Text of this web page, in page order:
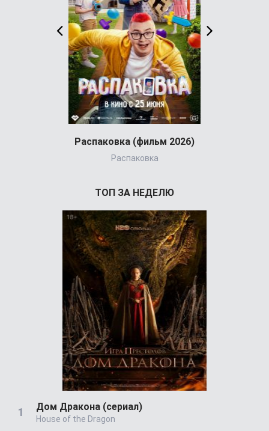
Распаковка (фильм 2026)
Распаковка
ТОП ЗА НЕДЕЛЮ
Дом Дракона (сериал)
House of the Dragon